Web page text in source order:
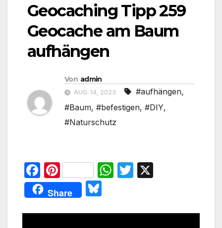
Geocaching Tipp 259
Geocache am Baum
aufhängen
Von admin
AUG. 14, 2023 #aufhängen,
#Baum, #befestigen, #DIY,
#Naturschutz
F
a
c
e
Pi
nt
er
e
W
s
T
er
Share